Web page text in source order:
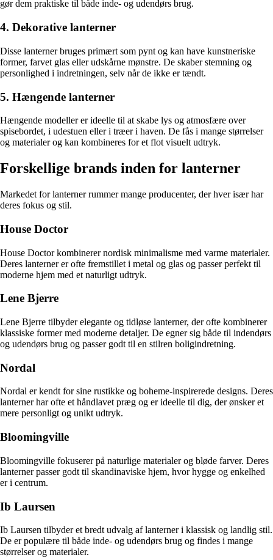
gør dem praktiske til både inde- og udendørs brug.
4. Dekorative lanterner
Disse lanterner bruges primært som pynt og kan have kunstneriske
former, farvet glas eller udskårne mønstre. De skaber stemning og
personlighed i indretningen, selv når de ikke er tændt.
5. Hængende lanterner
Hængende modeller er ideelle til at skabe lys og atmosfære over
spisebordet, i udestuen eller i træer i haven. De fås i mange størrelser
og materialer og kan kombineres for et flot visuelt udtryk.
Forskellige brands inden for lanterner
Markedet for lanterner rummer mange producenter, der hver især har
deres fokus og stil.
House Doctor
House Doctor kombinerer nordisk minimalisme med varme materialer.
Deres lanterner er ofte fremstillet i metal og glas og passer perfekt til
moderne hjem med et naturligt udtryk.
Lene Bjerre
Lene Bjerre tilbyder elegante og tidløse lanterner, der ofte kombinerer
klassiske former med moderne detaljer. De egner sig både til indendørs
og udendørs brug og passer godt til en stilren boligindretning.
Nordal
Nordal er kendt for sine rustikke og boheme-inspirerede designs. Deres
lanterner har ofte et håndlavet præg og er ideelle til dig, der ønsker et
mere personligt og unikt udtryk.
Bloomingville
Bloomingville fokuserer på naturlige materialer og bløde farver. Deres
lanterner passer godt til skandinaviske hjem, hvor hygge og enkelhed
er i centrum.
Ib Laursen
Ib Laursen tilbyder et bredt udvalg af lanterner i klassisk og landlig stil.
De er populære til både inde- og udendørs brug og findes i mange
størrelser og materialer.